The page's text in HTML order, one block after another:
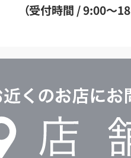
（受付時間 / 9:00～